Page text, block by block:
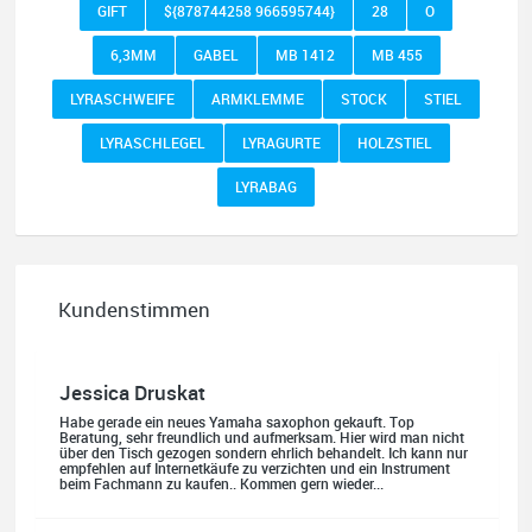
GIFT ${878744258 966595744} 28 O
6,3MM GABEL MB 1412 MB 455
LYRASCHWEIFE ARMKLEMME STOCK STIEL
LYRASCHLEGEL LYRAGURTE HOLZSTIEL
LYRABAG
Kundenstimmen
Habe gerade ein neues Yamaha saxophon gekauft. Top
Beratung, sehr freundlich und aufmerksam. Hier wird man nicht
über den Tisch gezogen sondern ehrlich behandelt. Ich kann nur
empfehlen auf Internetkäufe zu verzichten und ein Instrument
beim Fachmann zu kaufen.. Kommen gern wieder...